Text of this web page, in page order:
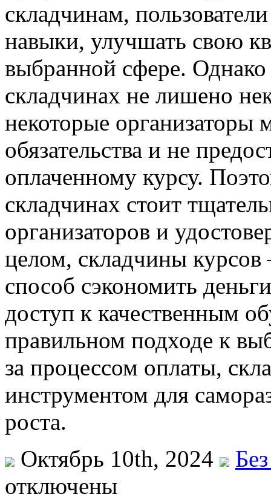
складчинам,
навыки, улучшать свою
выбранной сфере. Однако
складчинах не лишено
некоторые организаторы
обязательства и не
оплаченному курсу.
складчинах стоит
организаторов и
целом, складчины
способ сэкономить
доступ к качественным
правильном подходе к
за процессом оплаты,
инструментом для
роста.
Октябрь 10th, 2024
отключены